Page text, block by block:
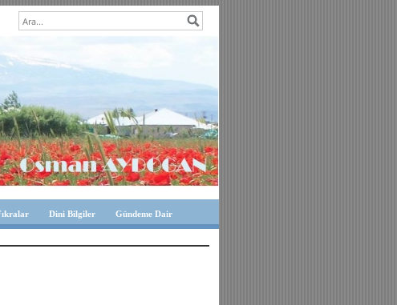
Dini Bilgiler Gündeme Dair